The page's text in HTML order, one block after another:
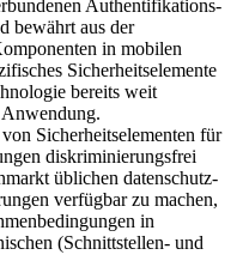
Authentifikations-
bewährt aus der
in mobilen
Sicherheitselemente
bereits weit
Sicherheitselementen für
diskriminierungsfrei
üblichen datenschutz-
verfügbar zu machen,
in
(Schnittstellen- und